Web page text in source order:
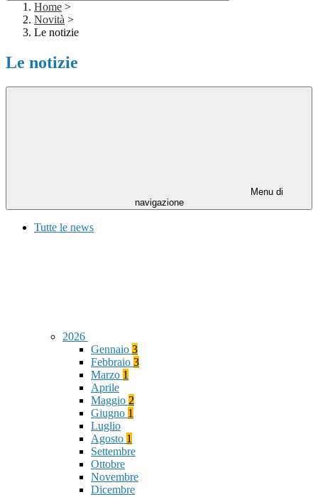
Home >
Novità >
Le notizie
Le notizie
Menu di
navigazione
Tutte le news
2026
Gennaio 3
Febbraio 3
Marzo 1
Aprile
Maggio 2
Giugno 1
Luglio
Agosto 1
Settembre
Ottobre
Novembre
Dicembre